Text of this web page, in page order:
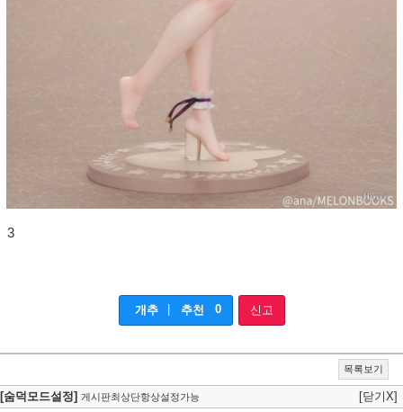
3
개추 추천 0 신고
목록보기
[숨덕모드설정] 게시판최상단항상설정가능 [닫기X]